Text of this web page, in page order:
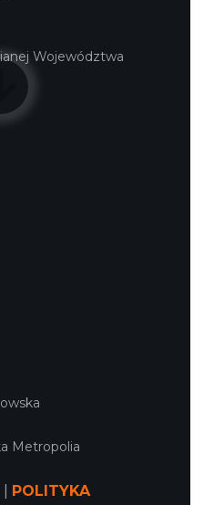
Województwa
Metropolia
POLITYKA